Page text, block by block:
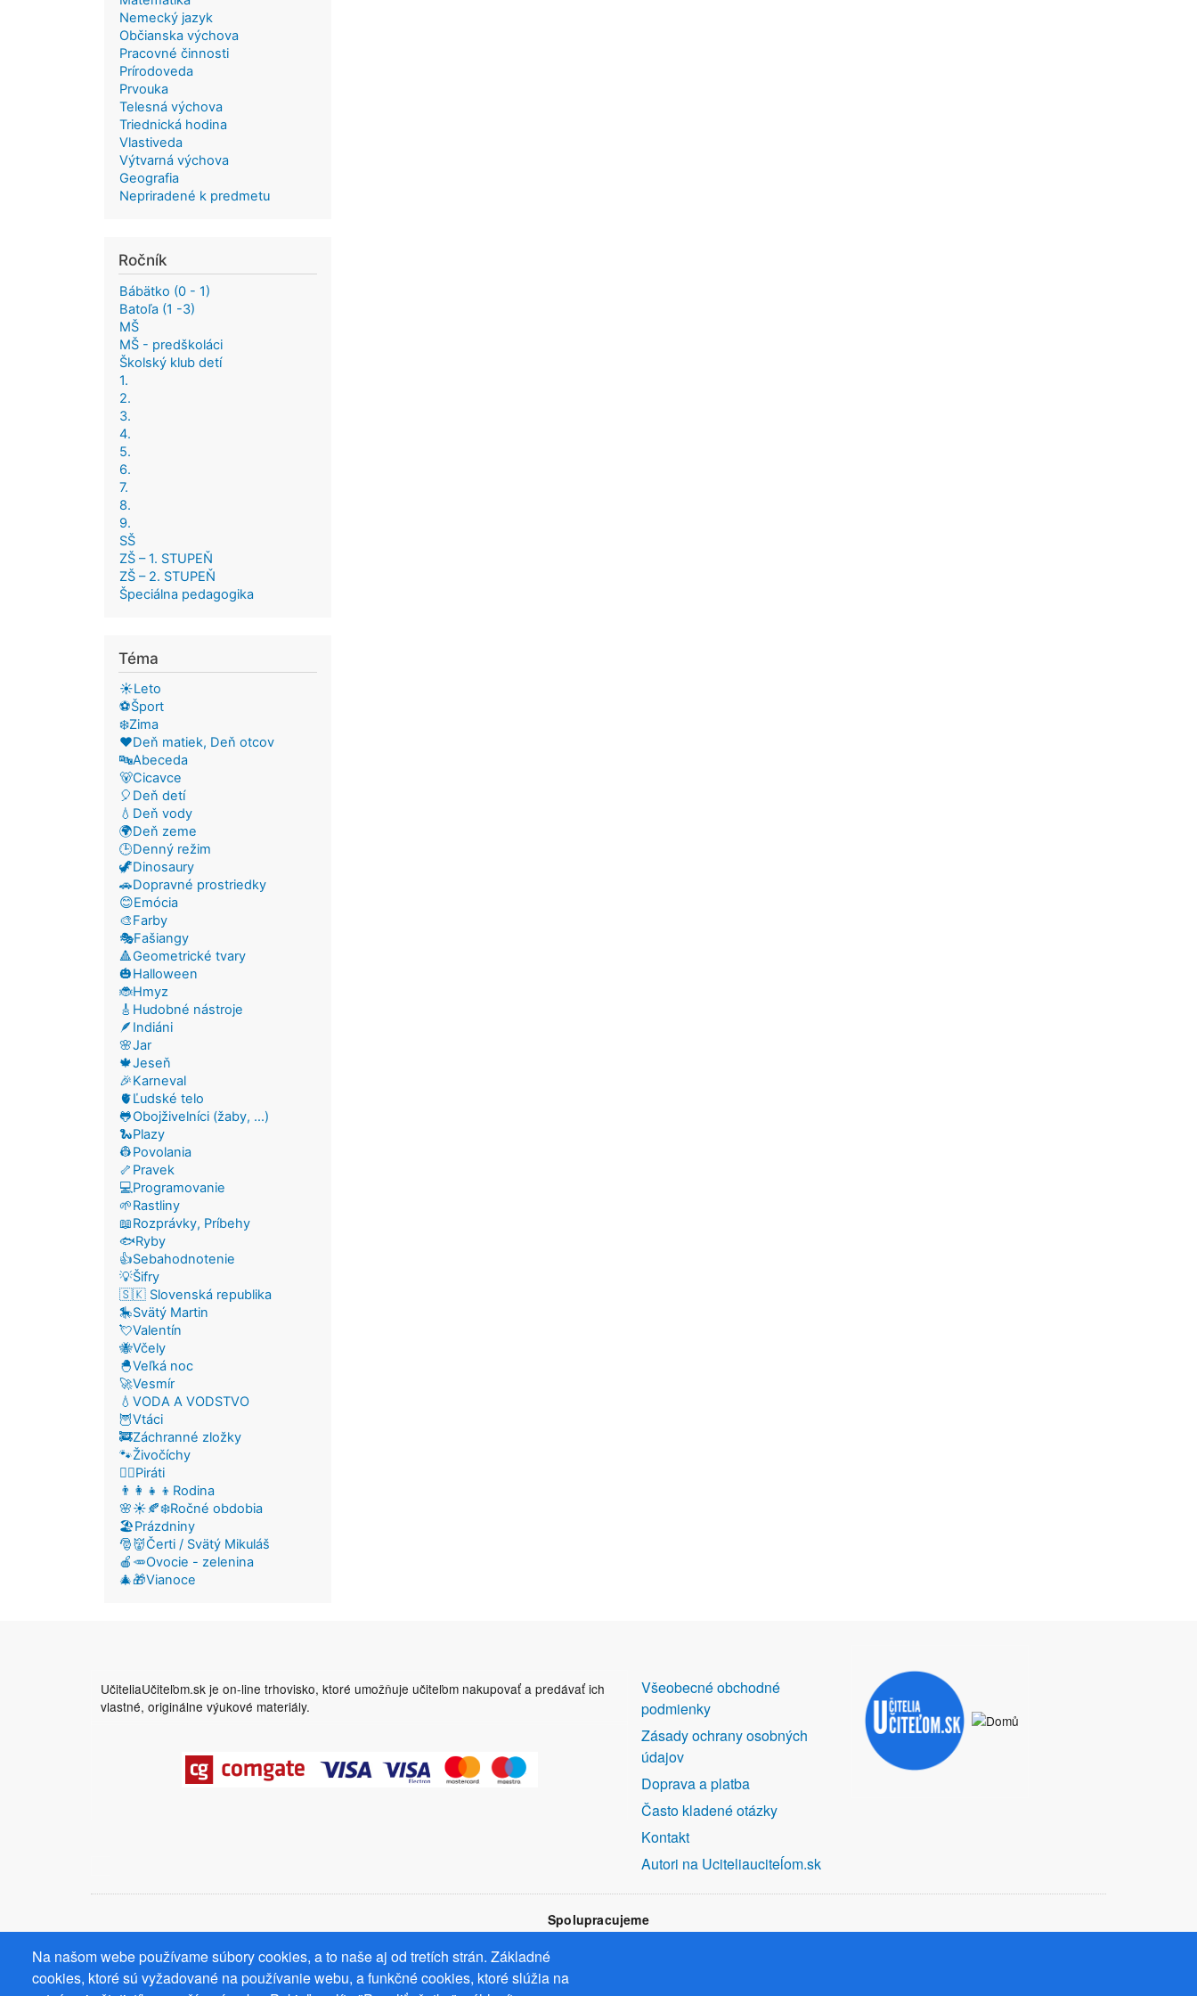
Nemecký jazyk
Občianska výchova
Pracovné činnosti
Prírodoveda
Prvouka
Telesná výchova
Triednická hodina
Vlastiveda
Výtvarná výchova
Geografia
Nepriradené k predmetu
Ročník
Bábätko (0 - 1)
Batoľa (1 -3)
MŠ
MŠ - predškoláci
Školský klub detí
1.
2.
3.
4.
5.
6.
7.
8.
9.
SŠ
ZŠ – 1. STUPEŇ
ZŠ – 2. STUPEŇ
Špeciálna pedagogika
Téma
☀️Leto
⚽Šport
❄️Zima
❤️Deň matiek, Deň otcov
🔤Abeceda
🐻Cicavce
🎈Deň detí
💧Deň vody
🌍Deň zeme
🕒Denný režim
🦖Dinosaury
🚗Dopravné prostriedky
😊Emócia
🎨Farby
🎭Fašiangy
🔺Geometrické tvary
🎃Halloween
🐞Hmyz
🎸Hudobné nástroje
🪶Indiáni
🌸Jar
🍁Jeseň
🎉Karneval
🫀Ľudské telo
🐸Obojživelníci (žaby, ...)
🐍Plazy
👷Povolania
🦴Pravek
💻Programovanie
🌱Rastliny
📖Rozprávky, Príbehy
🐟Ryby
👍Sebahodnotenie
💡Šifry
🇸🇰 Slovenská republika
🎠Svätý Martin
💘Valentín
🐝Včely
🐣Veľká noc
🚀Vesmír
💧VODA A VODSTVO
🦉Vtáci
🚒Záchranné zložky
🐾Živočíchy
🏴‍☠️Piráti
👨‍👩‍👧‍👦Rodina
🌸☀️🍂❄️Ročné obdobia
🏖️Prázdniny
🎅👹Čerti / Svätý Mikuláš
🍎🥕Ovocie - zelenina
🎄🎁Vianoce
UčiteliaUčiteľom.sk je on-line trhovisko, ktoré umožňuje učiteľom nakupovať a predávať ich
vlastné, originálne výukové materiály.
Na našom webe používame súbory cookies, a to naše aj od tretích strán. Základné
cookies, ktoré sú vyžadované na používanie webu, a funkčné cookies, ktoré slúžia na
DALŠÍ
ODKAZY
Všeobecné obchodné
podmienky
Zásady ochrany osobných
údajov
Doprava a platba
Často kladené otázky
Kontakt
Autori na Uciteliauciteĺom.sk
Spolupracujeme